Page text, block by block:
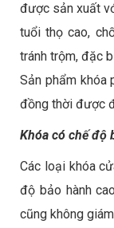
được sản xuất
tuổi thọ cao,
tránh trộm, đặc
Sản phẩm khóa
đồng thời được
Khóa có chế độ
Các loại khóa
độ bảo hành
cũng không